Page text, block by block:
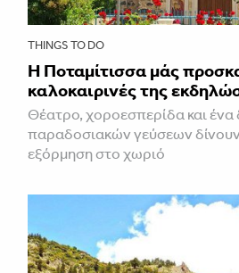
THINGS TO DO
Η Ποταμίτισσα μάς
καλοκαιρινές της
Θέατρο, χοροεσπερίδα και ένα
παραδοσιακών γεύσεων
εξόρμηση στο χωριό